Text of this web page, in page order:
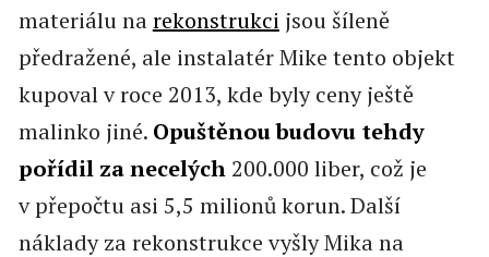
materiálu narekonstrukci jsou šíleně
předražené, ale instalatér Mike tento objekt
kupoval v roce 2013, kde byly ceny ještě
malinko jiné. Opuštěnou budovu tehdy
pořídil za necelých200.000 liber, což je
v přepočtu asi 5,5 milionů korun. Další
náklady za rekonstrukce vyšly Mika na